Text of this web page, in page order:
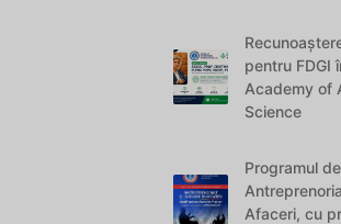
pentru FDGI
Academy of
Science
Programul
Afaceri, cu